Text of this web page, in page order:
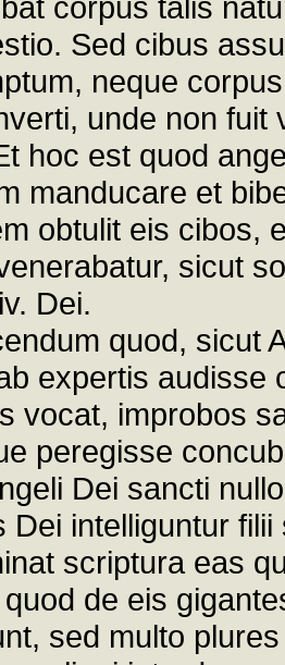
corpus talis
Sed cibus
neque
unde non
hoc est quod
manducare et
obtulit eis cibos,
sicut
Dei.
quod, sicut
expertis audisse
vocat, improbos
peregisse
Dei sancti
Dei intelliguntur
scriptura eas
de eis
sed multo